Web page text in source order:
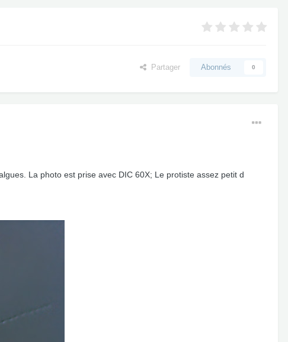
Partager Abonnés 0
La photo est prise avec DIC 60X; Le protiste assez petit d